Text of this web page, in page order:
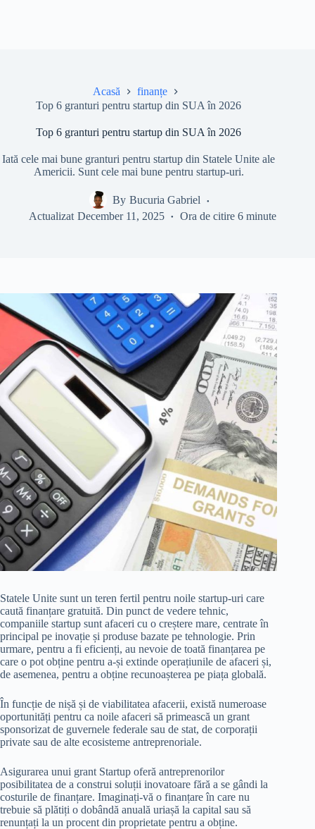
Acasă
finanțe
Top 6 granturi pentru startup din SUA în 2026
Top 6 granturi pentru startup din SUA în 2026
Iată cele mai bune granturi pentru startup din Statele Unite ale
Americii. Sunt cele mai bune pentru startup-uri.
By Bucuria Gabriel
Actualizat December 11, 2025 Ora de citire 6 minute
Statele Unite sunt un teren fertil pentru noile startup-uri care
caută finanțare gratuită. Din punct de vedere tehnic,
companiile startup sunt afaceri cu o creștere mare, centrate în
principal pe inovație și produse bazate pe tehnologie. Prin
urmare, pentru a fi eficienți, au nevoie de toată finanțarea pe
care o pot obține pentru a-și extinde operațiunile de afaceri și,
de asemenea, pentru a obține recunoașterea pe piața globală.
În funcție de nișă și de viabilitatea afacerii, există numeroase
oportunități pentru ca noile afaceri să primească un grant
sponsorizat de guvernele federale sau de stat, de corporații
private sau de alte ecosisteme antreprenoriale.
Asigurarea unui grant Startup oferă antreprenorilor
posibilitatea de a construi soluții inovatoare fără a se gândi la
costurile de finanțare. Imaginați-vă o finanțare în care nu
trebuie să plătiți o dobândă anuală uriașă la capital sau să
renunțați la un procent din proprietate pentru a obține.